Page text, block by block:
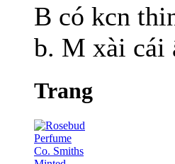
B có kcn
b. M xài cái
Trang